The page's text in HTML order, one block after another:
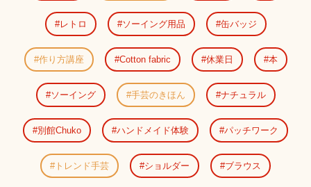
レトロ ソーイング用品 缶バッジ
作り方講座 Cotton fabric 休業日 本
ソーイング 手芸のきほん ナチュラル
別館Chuko ハンドメイド体験 パッチワーク
トレンド手芸 ショルダー ブラウス